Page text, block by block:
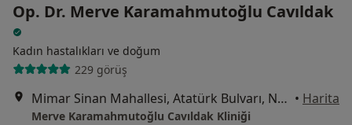
Op. Dr. Merve Karamahmutoğlu Cavıldak
Kadın hastalıkları ve doğum
229 görüş
Mimar Sinan Mahallesi, Atatürk Bulvarı, No:257, Lotus Evleri, Kat:1, Daire:1, Atakum, Samsun, Samsun • Harita
Merve Karamahmutoğlu Cavıldak Kliniği